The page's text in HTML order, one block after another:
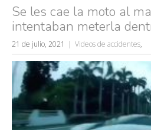
Se les cae la moto al
intentaban meterla
21 de julio, 2021 Videos de accidentes,